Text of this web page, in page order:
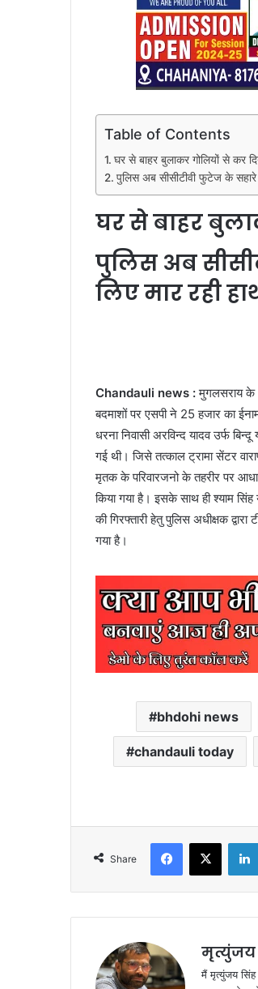
Table of Contents
घर से बाहर बुलाकर गोलियों से कर
पुलिस अब सीसीटीवी फुटेज के
घर से बाहर
पुलिस अब
लिए मार रही
Chandauli news :मुगलसराय के
बदमाशों पर एसपी ने 25 हजार का
धरना निवासी अरविन्द यादव उर्फ बिन्दू
गई थी। जिसे तत्काल ट्रामा सेंटर
मृतक के परिवारजनो के तहरीर पर
किया गया है। इसके साथ ही श्याम
की गिरफ्तारी हेतु पुलिस अधीक्षक
गया है।
bhdohi news
chandauli today
Share
Facebook
X
मृत्युंजय
मैं मृत्युंजय सिंह